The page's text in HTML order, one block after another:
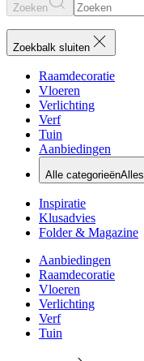
Zoeken
Zoekbalk sluiten
Raamdecoratie
Vloeren
Verlichting
Verf
Tuin
Aanbiedingen
Alle categorieënAlles
Inspiratie
Klusadvies
Folder & Magazine
Aanbiedingen
Raamdecoratie
Vloeren
Verlichting
Verf
Tuin